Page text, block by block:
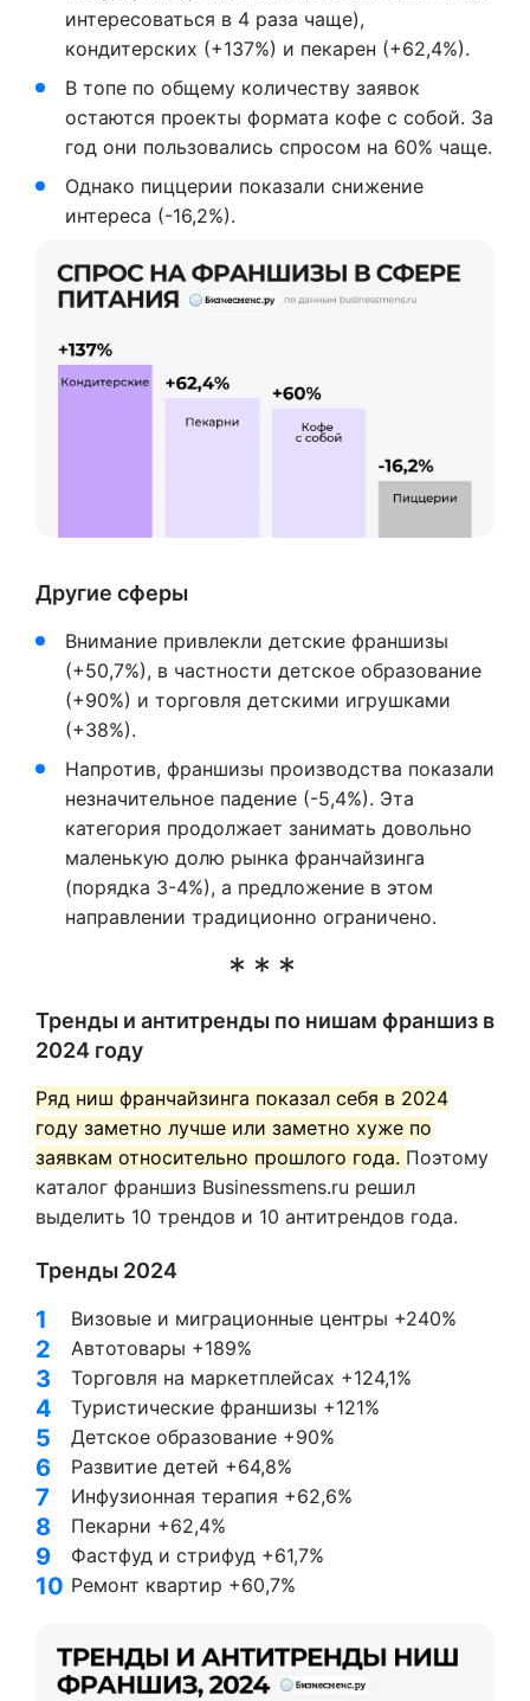
интересоваться в 4 раза чаще),
кондитерских (+137%) и пекарен (+62,4%).
В топе по общему количеству заявок
остаются проекты формата кофе с собой. За
год они пользовались спросом на 60% чаще.
Однако пиццерии показали снижение
интереса (-16,2%).
Другие сферы
Внимание привлекли детские франшизы
(+50,7%), в частности детское образование
(+90%) и торговля детскими игрушками
(+38%).
Напротив, франшизы производства показали
незначительное падение (-5,4%). Эта
категория продолжает занимать довольно
маленькую долю рынка франчайзинга
(порядка 3-4%), а предложение в этом
направлении традиционно ограничено.
Тренды и антитренды по нишам франшиз в
2024 году
Ряд ниш франчайзинга показал себя в 2024
году заметно лучше или заметно хуже по
заявкам относительно прошлого года. Поэтому
каталог франшиз Businessmens.ru решил
выделить 10 трендов и 10 антитрендов года.
Тренды 2024
Визовые и миграционные центры +240%
Автотовары +189%
Торговля на маркетплейсах +124,1%
Туристические франшизы +121%
Детское образование +90%
Развитие детей +64,8%
Инфузионная терапия +62,6%
Пекарни +62,4%
Фастфуд и стрифуд +61,7%
Ремонт квартир +60,7%